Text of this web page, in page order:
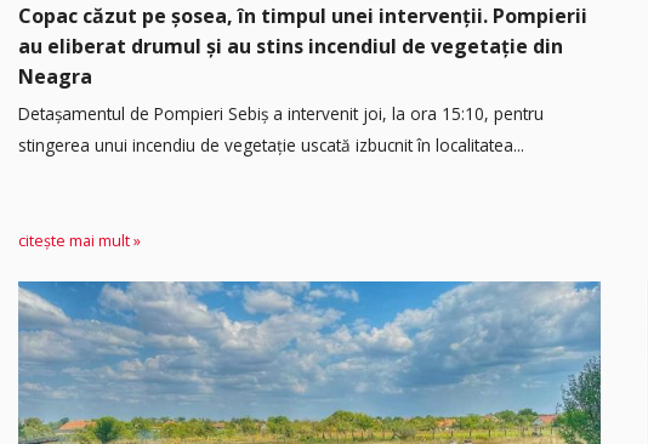
Copac căzut pe șosea, în timpul unei intervenții. Pompierii
au eliberat drumul și au stins incendiul de vegetație din
Neagra
Detașamentul de Pompieri Sebiș a intervenit joi, la ora 15:10, pentru
stingerea unui incendiu de vegetație uscată izbucnit în localitatea...
citește mai mult »